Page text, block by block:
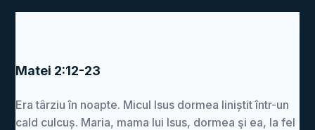
Matei 2:12-23
Era târziu în noapte. Micul Isus dormea liniștit într-un
cald culcuș. Maria, mama lui Isus, dormea şi ea, la fel